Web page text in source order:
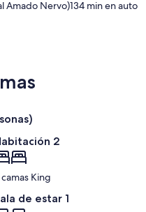
Amado Nervo)‪134 min en auto‬
2
King
de estar 1